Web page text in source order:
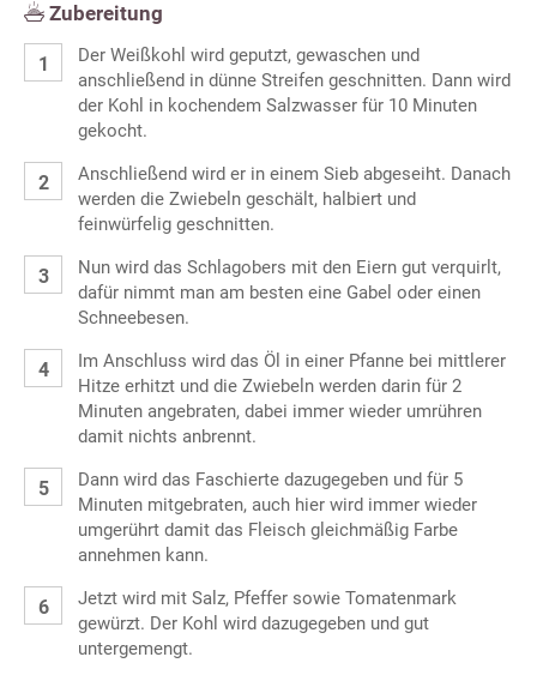
Zubereitung
Der Weißkohl wird geputzt, gewaschen und
anschließend in dünne Streifen geschnitten. Dann wird
der Kohl in kochendem Salzwasser für 10 Minuten
gekocht.
Anschließend wird er in einem Sieb abgeseiht. Danach
werden die Zwiebeln geschält, halbiert und
feinwürfelig geschnitten.
Nun wird das Schlagobers mit den Eiern gut verquirlt,
dafür nimmt man am besten eine Gabel oder einen
Schneebesen.
Im Anschluss wird das Öl in einer Pfanne bei mittlerer
Hitze erhitzt und die Zwiebeln werden darin für 2
Minuten angebraten, dabei immer wieder umrühren
damit nichts anbrennt.
Dann wird das Faschierte dazugegeben und für 5
Minuten mitgebraten, auch hier wird immer wieder
umgerührt damit das Fleisch gleichmäßig Farbe
annehmen kann.
Jetzt wird mit Salz, Pfeffer sowie Tomatenmark
gewürzt. Der Kohl wird dazugegeben und gut
untergemengt.